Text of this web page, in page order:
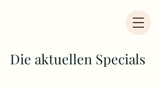
Die aktuellen Specials